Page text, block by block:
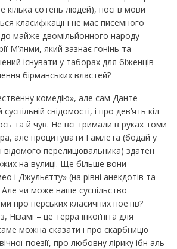
кілька сотень людей), носіїв мови
класифікації і не має писемного
майже двомільйонного народу
М’янми, який зазнає гонінь та
існувати у таборах для біженців
бірманських властей?
комедію», але сам Данте
свідомості, і про дев’ять кіл
та й чув. Не всі тримали в руках томи
але процитувати Гамлета (бодай у
відомого перелицювальника) здатен
на вулиці. Ще більше вони
і Джульєтту» (на рівні анекдотів та
чи може наше суспільство
про перських класичних поетів?
Нізамі – це терра інкоґніта для
можна сказати і про скарбницю
поезії, про любовну лірику ібн аль-